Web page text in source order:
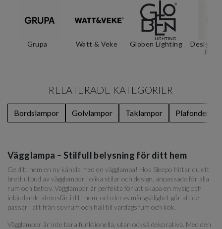
Grupa Watt & Veke Globen Lighting
Design
RELATERADE KATEGORIER
Bordslampor Golvlampor Taklampor Plafonder
Vägglampa – Stilfull belysning för ditt hem
Ge ditt hem en ny känsla med en vägglampa! Hos Sleepo hittar du ett
brett utbud av vägglampor i olika stilar och design, anpassade för alla
rum och behov. Vägglampor är perfekta för att skapa en mysig och
inbjudande atmosfär i ditt hem, och deras mångsidighet gör att de
passar i allt från sovrum och hall till vardagsrum och kök.
Vägglampor är inte bara funktionella, utan också dekorativa. Med den